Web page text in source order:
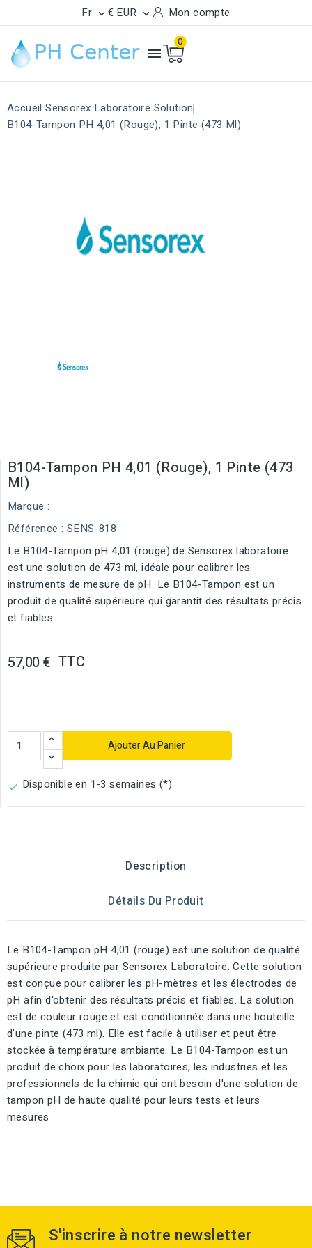
Fr  € EUR  Mon compte

0
Accueil Sensorex Laboratoire Solution
B104-Tampon PH 4,01 (rouge), 1 Pinte (473 Ml)
B104-Tampon PH 4,01 (rouge), 1 Pinte (473
Ml)
Marque :
Référence : SENS-818
Le B104-Tampon pH 4,01 (rouge) de Sensorex laboratoire
est une solution de 473 ml, idéale pour calibrer les
instruments de mesure de pH. Le B104-Tampon est un
produit de qualité supérieure qui garantit des résultats précis
et fiables
57,00 € TTC
Ajouter Au Panier
 Disponible en 1-3 semaines (*)
Description
Détails Du Produit
Le B104-Tampon pH 4,01 (rouge) est une solution de qualité
supérieure produite par Sensorex Laboratoire. Cette solution
est conçue pour calibrer les pH-mètres et les électrodes de
pH afin d'obtenir des résultats précis et fiables. La solution
est de couleur rouge et est conditionnée dans une bouteille
d'une pinte (473 ml). Elle est facile à utiliser et peut être
stockée à température ambiante. Le B104-Tampon est un
produit de choix pour les laboratoires, les industries et les
professionnels de la chimie qui ont besoin d'une solution de
tampon pH de haute qualité pour leurs tests et leurs
mesures
S'inscrire à notre newsletter